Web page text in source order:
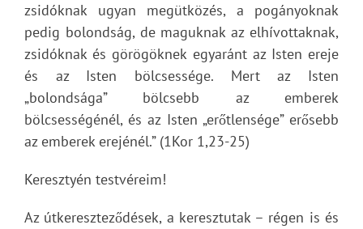
zsidóknak ugyan megütközés, a pogányoknak
pedig bolondság, de maguknak az elhívottaknak,
zsidóknak és görögöknek egyaránt az Isten ereje
és az Isten bölcsessége. Mert az Isten
„bolondsága” bölcsebb az emberek
bölcsességénél, és az Isten „erőtlensége” erősebb
az emberek erejénél.” (1Kor 1,23-25)
Keresztyén testvéreim!
Az útkereszteződések, a keresztutak – régen is és